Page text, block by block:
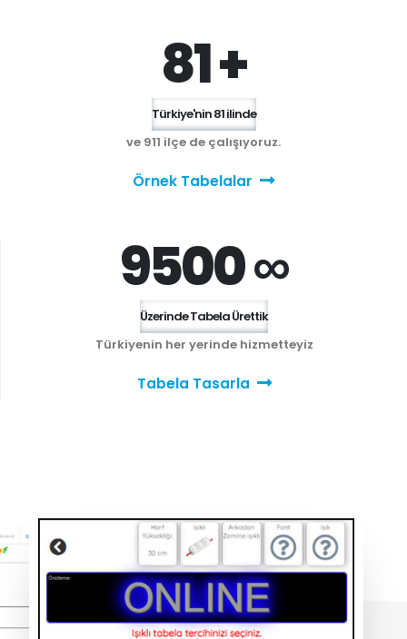
81 +
Türkiye'nin 81 ilinde
ve 911 ilçe de çalışıyoruz.
Örnek Tabelalar
9500 ∞
Üzerinde Tabela Ürettik
Türkiyenin her yerinde hizmetteyiz
Tabela Tasarla